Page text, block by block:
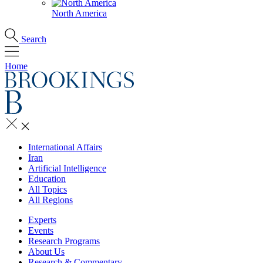
North America
Search
Home
International Affairs
Iran
Artificial Intelligence
Education
All Topics
All Regions
Experts
Events
Research Programs
About Us